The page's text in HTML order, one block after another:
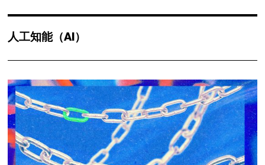
人工知能（AI）